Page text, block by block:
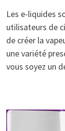
Les e-liquides
utilisateurs de
de créer la
une variété
vous soyez un